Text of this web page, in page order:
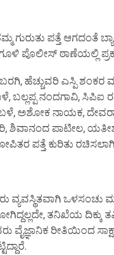
ಗುರುತು ಪತ್ತೆ ಆಗದಂತೆ
ಪೊಲೀಸ್ ಠಾಣೆಯಲ್ಲಿ
ಹೆಚ್ಚುವರಿ ಎಸ್ಪಿ
ಬಲ್ಲಪ್ಪ ನಂದಗಾವಿ,
ಅಶೋಕ ನಾಯಕ,
ಪಾಟೀಲ, ಯತೀಶ
ಪತ್ತೆ ಕುರಿತು
ಒಳಸಂಚು
ತನಿಖೆಯ ದಿಕ್ಕು
ವೈಜ್ಞಾನಿಕ ರೀತಿಯಿಂದ